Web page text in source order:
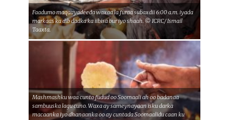
Faadumo maqaayadeeda waxaa la furaa subaxdii 6:00 a.m. iyada
markaas ka dib dadka ka iibisa bur iyo shaah. © ICRC/ Ismail
Taaxta.
Mashmashku waa cunto fudud oo Soomaali ah oo badanaa
sambuuska lagu cuno. Waxa ay sameynayaan isku darka
macaanka iyo dhanaanka oo ay cuntada Soomaalidu caan ku